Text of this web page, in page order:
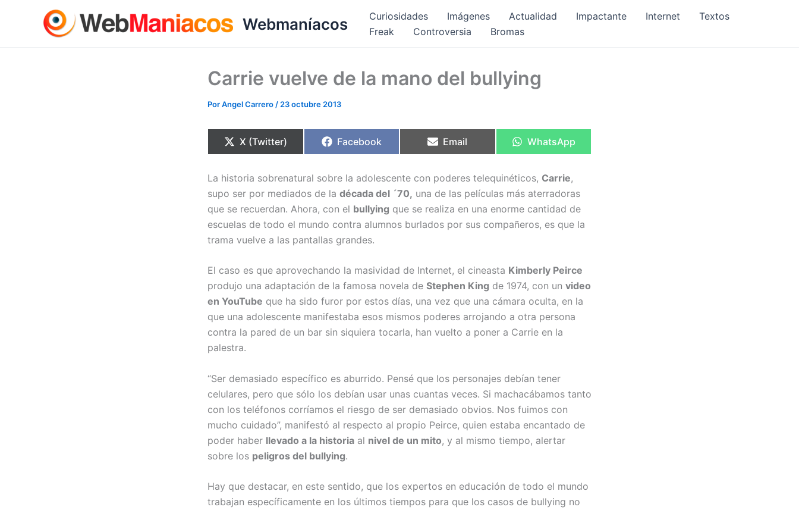
Webmaníacos Curiosidades Imágenes Actualidad Impactante Internet
Textos
Freak
Controversia Bromas
Carrie vuelve de la mano del bullying
PorAngel Carrero / 23 octubre 2013
Compartir
X (Twitter)
Compartir
Facebook
Compartir
Email
Compartir
WhatsApp
La historia sobrenatural sobre la adolescente con poderes telequinéticos, Carrie,
supo ser por mediados de la década del ´70, una de las películas más aterradoras
que se recuerdan. Ahora, con el bullying que se realiza en una enorme cantidad de
escuelas de todo el mundo contra alumnos burlados por sus compañeros, es que la
trama vuelve a las pantallas grandes.
El caso es que aprovechando la masividad de Internet, el cineasta Kimberly Peirce
produjo una adaptación de la famosa novela de Stephen King de 1974, con un video
en YouTube que ha sido furor por estos días, una vez que una cámara oculta, en la
que una adolescente manifestaba esos mismos poderes arrojando a otra persona
contra la pared de un bar sin siquiera tocarla, han vuelto a poner a Carrie en la
palestra.
“Ser demasiado específico es aburrido. Pensé que los personajes debían tener
celulares, pero que sólo los debían usar unas cuantas veces. Si machacábamos tanto
con los teléfonos corríamos el riesgo de ser demasiado obvios. Nos fuimos con
mucho cuidado”, manifestó al respecto al propio Peirce, quien estaba encantado de
poder haber llevado a la historia al nivel de un mito, y al mismo tiempo, alertar
sobre los peligros del bullying.
Hay que destacar, en este sentido, que los expertos en educación de todo el mundo
trabajan específicamente en los últimos tiempos para que los casos de bullying no